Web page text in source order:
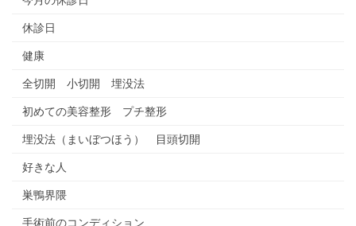
休診日
健康
全切開 小切開 埋没法
初めての美容整形 プチ整形
埋没法（まいぼつほう） 目頭切開
好きな人
巣鴨界隈
手術前のコンディション